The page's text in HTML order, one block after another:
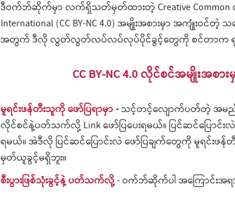
ဒီဝက်ဘ်ဆိုက်မှာ လက်ရှိသတ်မှတ်ထားတဲ့ Creative Common
International (CC BY-NC 4.0)အမျိုးအစားမှာ အကျုံးဝင်
အတွက် ဒီလို လွတ်လွတ်လပ်လပ်လုပ်ပိုင်ခွင့်တွေကို စင်တာက ရုတ်
CC BY-NC 4.0 လိုင်စင်အမျိုးအ
မူရင်းဖန်တီးသူကို ဖော်ပြရာမှာ-သင့်တင့်လျောက်ပတ်တဲ့ အမည်နဲ့တ
လိုင်စင်နဲ့ပတ်သက်လို့ Link ဖော်ပြပေးရမယ်။ ပြင်ဆင်ပြောင်းလဲ
ရမယ်။ အဲဒီလို ပြင်ဆင်ပြောင်းလဲ ဖော်ပြချက်တွေကို မူရင်
မှတ်ယူခွင့်မရှိဘူး။
စီးပွားဖြစ်သုံးခွင့်နဲ့ ပတ်သက်လို့- ဝက်ဘ်ဆိုက်ပါ အကြောင်းအရာ